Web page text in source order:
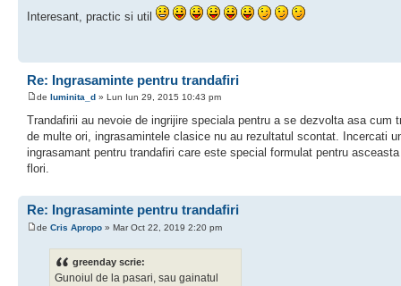
Interesant, practic si util
Re: Ingrasaminte pentru trandafiri
de luminita_d » Lun Iun 29, 2015 10:43 pm
Trandafirii au nevoie de ingrijire speciala pentru a se dezvolta asa cum
de multe ori, ingrasamintele clasice nu au rezultatul scontat. Incercati
ingrasamant pentru trandafiri care este special formulat pentru
flori.
Re: Ingrasaminte pentru trandafiri
de Cris Apropo » Mar Oct 22, 2019 2:20 pm
greenday scrie:
Gunoiul de la pasari, sau gainatul